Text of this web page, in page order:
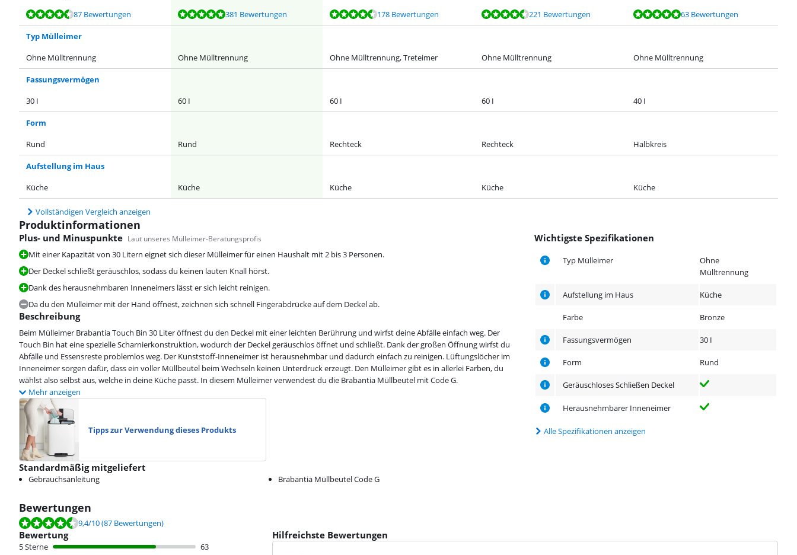
Bewertet mit 9,4 von 10, basierend auf 87 Bewertungen.
87 Bewertungen
Bewertet mit 9,5 von 10, basierend auf 381 Bewertungen. 381 Bewertungen
Bewertet mit 9,2 von 10, basierend auf 178 Bewertungen. 178 Bewertungen
Bewertet mit 9,3 von 10, basierend auf 221 Bewertungen. 221 Bewertungen
Bewertet mit 9,6 von 10, basierend auf 63 Bewertungen. 63 Bewertungen
Typ Mülleimer
Ohne Mülltrennung
Ohne Mülltrennung Ohne Mülltrennung, Treteimer Ohne Mülltrennung Ohne Mülltrennung
Fassungsvermögen
30 I
60 I 60 I 60 I 40 I
Form
Rund
Rund Rechteck Rechteck Halbkreis
Aufstellung im Haus
Küche
Küche Küche Küche Küche
Vollständigen Vergleich anzeigen
Produktinformationen
Wichtigste Spezifikationen
Typ Mülleimer
Ohne
Mülltrennung
Aufstellung im Haus Küche
Farbe Bronze
Fassungsvermögen 30 I
Form Rund
Geräuschloses Schließen Deckel
Herausnehmbarer Inneneimer
Alle Spezifikationen anzeigen
Plus- und Minuspunkte Laut unseres Mülleimer-Beratungsprofis
Mit einer Kapazität von 30 Litern eignet sich dieser Mülleimer für einen Haushalt mit 2 bis 3 Personen.
Der Deckel schließt geräuschlos, sodass du keinen lauten Knall hörst.
Dank des herausnehmbaren Inneneimers lässt er sich leicht reinigen.
Da du den Mülleimer mit der Hand öffnest, zeichnen sich schnell Fingerabdrücke auf dem Deckel ab.
Beschreibung
Beim Mülleimer Brabantia Touch Bin 30 Liter öffnest du den Deckel mit einer leichten Berührung und wirfst deine Abfälle einfach weg. Der
Touch Bin hat eine spezielle Scharnierkonstruktion, wodurch der Deckel geräuschlos öffnet und schließt. Dank der großen Öffnung wirfst du
Abfälle und Essensreste problemlos weg. Der Kunststoff-Inneneimer ist herausnehmbar und dadurch einfach zu reinigen. Lüftungslöcher im
Inneneimer sorgen dafür, dass ein voller Müllbeutel beim Wechseln keinen Unterdruck erzeugt. Den Mülleimer gibt es in allerlei Farben, du
wählst also selbst aus, welche in deine Küche passt. In diesem Mülleimer verwendest du die Brabantia Müllbeutel mit Code G.
Mehr anzeigen
Tipps zur Verwendung dieses Produkts
Standardmäßig mitgeliefert
Gebrauchsanleitung Brabantia Müllbeutel Code G
Bewertungen
Bewertet mit 9,4 von 10, basierend auf 87 Bewertungen.
9,4/10(87 Bewertungen)
Bewertung
5 Sterne
63
Hilfreichste Bewertungen